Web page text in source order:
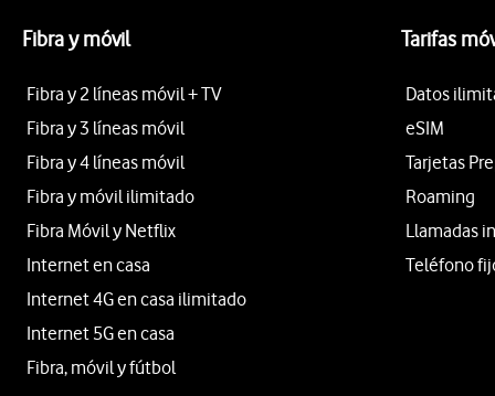
Fibra y móvil
Fibra y 2 líneas móvil + TV
Fibra y 3 líneas móvil
Fibra y 4 líneas móvil
Fibra y móvil ilimitado
Fibra Móvil y Netflix
Internet en casa
Internet 4G en casa ilimitado
Internet 5G en casa
Fibra, móvil y fútbol
Tarifas
Datos
eSIM
Tarjetas
Roaming
Llamadas
Teléfono